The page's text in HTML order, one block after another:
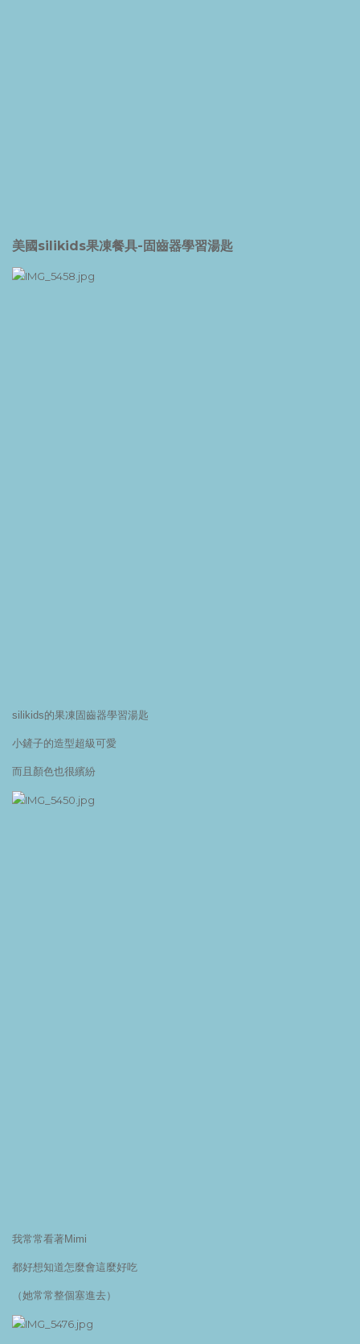
美國silikids果凍餐具-固齒器學習湯匙
silikids的果凍固齒器學習湯匙
小鏟子的造型超級可愛
而且顏色也很繽紛
我常常看著Mimi
都好想知道怎麼會這麼好吃
（她常常整個塞進去）